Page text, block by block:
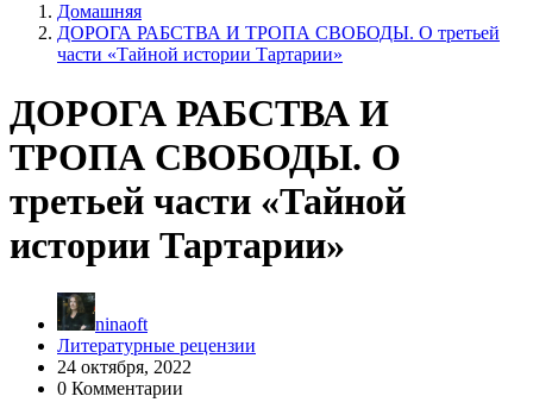
Домашняя
ДОРОГА РАБСТВА И ТРОПА СВОБОДЫ. О третьей
части «Тайной истории Тартарии»
ДОРОГА РАБСТВА И
ТРОПА СВОБОДЫ. О
третьей части «Тайной
истории Тартарии»
ninaoft
Литературные рецензии
24 октября, 2022
0 Комментарии